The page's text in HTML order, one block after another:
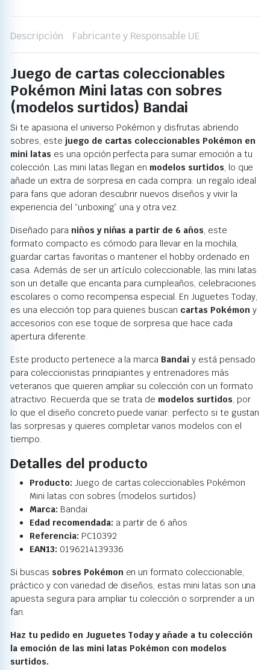
Descripción Fabricante y Responsable UE
Juego de cartas coleccionables
Pokémon Mini latas con sobres
(modelos surtidos) Bandai
Si te apasiona el universo Pokémon y disfrutas abriendo
sobres, este juego de cartas coleccionables Pokémon en
mini latas es una opción perfecta para sumar emoción a tu
colección. Las mini latas llegan en modelos surtidos, lo que
añade un extra de sorpresa en cada compra: un regalo ideal
para fans que adoran descubrir nuevos diseños y vivir la
experiencia del “unboxing” una y otra vez.
Diseñado para niños y niñas a partir de 6 años, este
formato compacto es cómodo para llevar en la mochila,
guardar cartas favoritas o mantener el hobby ordenado en
casa. Además de ser un artículo coleccionable, las mini latas
son un detalle que encanta para cumpleaños, celebraciones
escolares o como recompensa especial. En Juguetes Today,
es una elección top para quienes buscan cartas Pokémony
accesorios con ese toque de sorpresa que hace cada
apertura diferente.
Este producto pertenece a la marca Bandai y está pensado
para coleccionistas principiantes y entrenadores más
veteranos que quieren ampliar su colección con un formato
atractivo. Recuerda que se trata de modelos surtidos, por
lo que el diseño concreto puede variar: perfecto si te gustan
las sorpresas y quieres completar varios modelos con el
tiempo.
Detalles del producto
Producto: Juego de cartas coleccionables Pokémon
Mini latas con sobres (modelos surtidos)
Marca: Bandai
Edad recomendada: a partir de 6 años
Referencia: PC10392
EAN13: 0196214139336
Si buscas sobres Pokémonen un formato coleccionable,
práctico y con variedad de diseños, estas mini latas son una
apuesta segura para ampliar tu colección o sorprender a un
fan.
Haz tu pedido en Juguetes Today y añade a tu colección
la emoción de las mini latas Pokémon con modelos
surtidos.